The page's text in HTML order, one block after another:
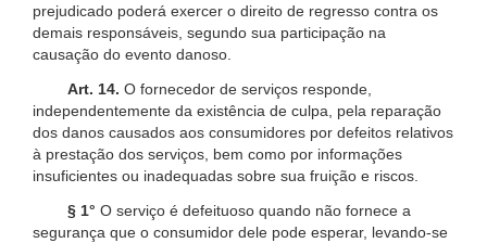
prejudicado poderá exercer o direito de regresso contra os
demais responsáveis, segundo sua participação na
causação do evento danoso.
Art. 14. O fornecedor de serviços responde,
independentemente da existência de culpa, pela reparação
dos danos causados aos consumidores por defeitos relativos
à prestação dos serviços, bem como por informações
insuficientes ou inadequadas sobre sua fruição e riscos.
§ 1° O serviço é defeituoso quando não fornece a
segurança que o consumidor dele pode esperar, levando-se